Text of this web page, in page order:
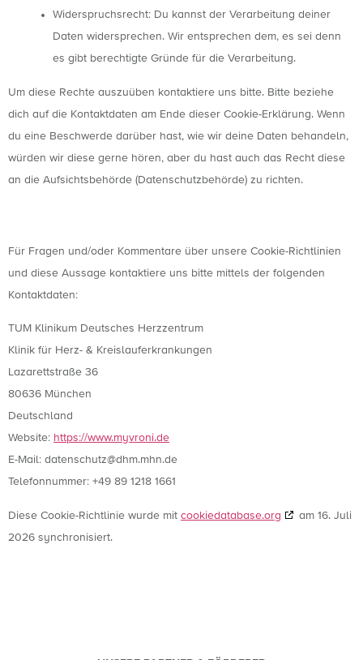
Widerspruchsrecht: Du kannst der Verarbeitung deiner
Daten widersprechen. Wir entsprechen dem, es sei denn
es gibt berechtigte Gründe für die Verarbeitung.
Um diese Rechte auszuüben kontaktiere uns bitte. Bitte beziehe
dich auf die Kontaktdaten am Ende dieser Cookie-Erklärung. Wenn
du eine Beschwerde darüber hast, wie wir deine Daten behandeln,
würden wir diese gerne hören, aber du hast auch das Recht diese
an die Aufsichtsbehörde (Datenschutzbehörde) zu richten.
Für Fragen und/oder Kommentare über unsere Cookie-Richtlinien
und diese Aussage kontaktiere uns bitte mittels der folgenden
Kontaktdaten:
TUM Klinikum Deutsches Herzzentrum
Klinik für Herz- & Kreislauferkrankungen
Lazarettstraße 36
80636 München
Deutschland
Website: https://www.myvroni.de
E-Mail: datenschutz@dhm.mhn.de
Telefonnummer: +49 89 1218 1661
Diese Cookie-Richtlinie wurde mit cookiedatabase.org
am 16. Juli
2026 synchronisiert.